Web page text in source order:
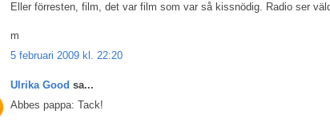
Eller förresten, film, det var film som var så kissnödig. Radio ser
m
5 februari 2009 kl. 22:20
Ulrika Good sa...
Abbes pappa: Tack!